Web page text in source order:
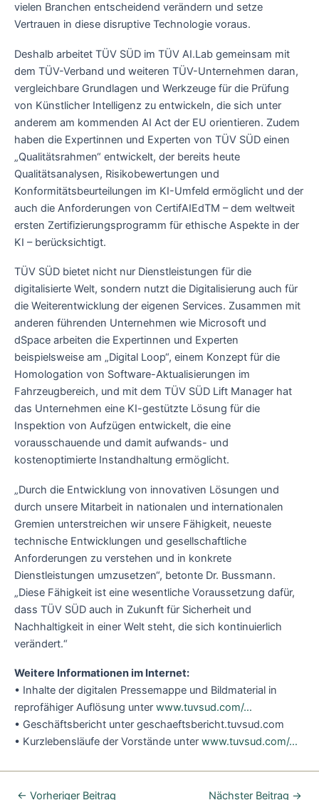
vielen Branchen entscheidend verändern und setze
Vertrauen in diese disruptive Technologie voraus.
Deshalb arbeitet TÜV SÜD im TÜV AI.Lab gemeinsam mit
dem TÜV-Verband und weiteren TÜV-Unternehmen daran,
vergleichbare Grundlagen und Werkzeuge für die Prüfung
von Künstlicher Intelligenz zu entwickeln, die sich unter
anderem am kommenden AI Act der EU orientieren. Zudem
haben die Expertinnen und Experten von TÜV SÜD einen
„Qualitätsrahmen“ entwickelt, der bereits heute
Qualitätsanalysen, Risikobewertungen und
Konformitätsbeurteilungen im KI-Umfeld ermöglicht und der
auch die Anforderungen von CertifAIEdTM – dem weltweit
ersten Zertifizierungsprogramm für ethische Aspekte in der
KI – berücksichtigt.
TÜV SÜD bietet nicht nur Dienstleistungen für die
digitalisierte Welt, sondern nutzt die Digitalisierung auch für
die Weiterentwicklung der eigenen Services. Zusammen mit
anderen führenden Unternehmen wie Microsoft und
dSpace arbeiten die Expertinnen und Experten
beispielsweise am „Digital Loop“, einem Konzept für die
Homologation von Software-Aktualisierungen im
Fahrzeugbereich, und mit dem TÜV SÜD Lift Manager hat
das Unternehmen eine KI-gestützte Lösung für die
Inspektion von Aufzügen entwickelt, die eine
vorausschauende und damit aufwands- und
kostenoptimierte Instandhaltung ermöglicht.
„Durch die Entwicklung von innovativen Lösungen und
durch unsere Mitarbeit in nationalen und internationalen
Gremien unterstreichen wir unsere Fähigkeit, neueste
technische Entwicklungen und gesellschaftliche
Anforderungen zu verstehen und in konkrete
Dienstleistungen umzusetzen“, betonte Dr. Bussmann.
„Diese Fähigkeit ist eine wesentliche Voraussetzung dafür,
dass TÜV SÜD auch in Zukunft für Sicherheit und
Nachhaltigkeit in einer Welt steht, die sich kontinuierlich
verändert.“
Weitere Informationen im Internet:
• Inhalte der digitalen Pressemappe und Bildmaterial in
reprofähiger Auflösung unter www.tuvsud.com/…
• Geschäftsbericht unter geschaeftsbericht.tuvsud.com
• Kurzlebensläufe der Vorstände unter www.tuvsud.com/…
← Vorheriger Beitrag Nächster Beitrag →